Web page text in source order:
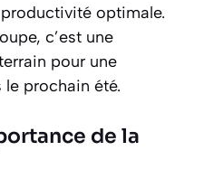
optimale.
c’est une
pour une
prochain été.
de la